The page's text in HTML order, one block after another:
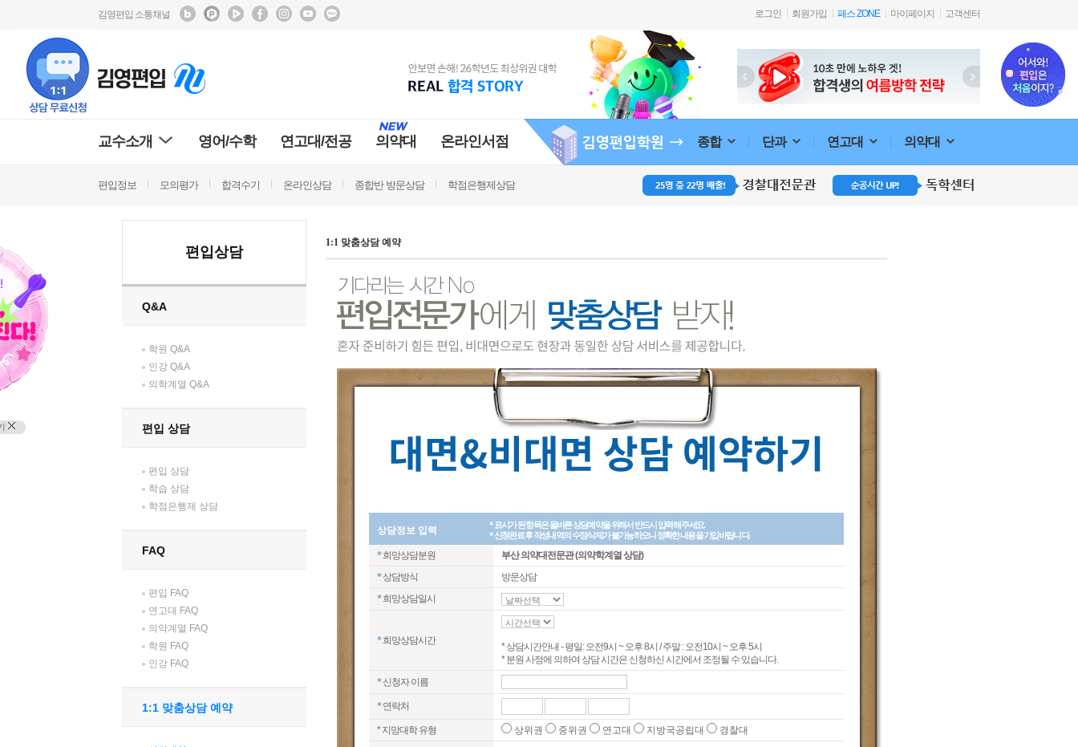
김영편입 소통채널 로그인 회원가입 패스 ZONE 마이페이지 고객센터
교수소개 영어/수학 연고대/전공 의약대 온라인서점 종합 단과 연고대 의약대
편입정보 모의평가 합격수기 온라인상담 종합반 방문상담 학점은행제상담
편입상담
Q&A
학원 Q&A
인강 Q&A
의학계열 Q&A
편입 상담
편입 상담
학습 상담
학점은행제 상담
FAQ
편입 FAQ
연고대 FAQ
의약계열 FAQ
학원 FAQ
인강 FAQ
1:1 맞춤상담 예약
1:1 맞춤상담 예약
상담정보 입력
* 표시가 된 항목은 올바른 상담예약을 위해서 반드시 입력해 주세요.
* 신청완료 후 작성내역의 수정/삭제가 불가능하오니 정확한 내용을 기입바랍니다.
*희망상담분원
부산 의약대전문관 (의약학계열 상담)
*상담방식
방문상담
*희망상담일시
*희망상담시간
* 상담시간안내 - 평일: 오전9시 ~ 오후 8시 / 주말 : 오전10시 ~ 오후 5시
* 분원 사정에 의하여 상담 시간은 신청하신 시간에서 조정될 수 있습니다.
*신청자 이름
*연락처
* 지망대학 유형 상위권 중위권 연고대 지방국공립대 경찰대